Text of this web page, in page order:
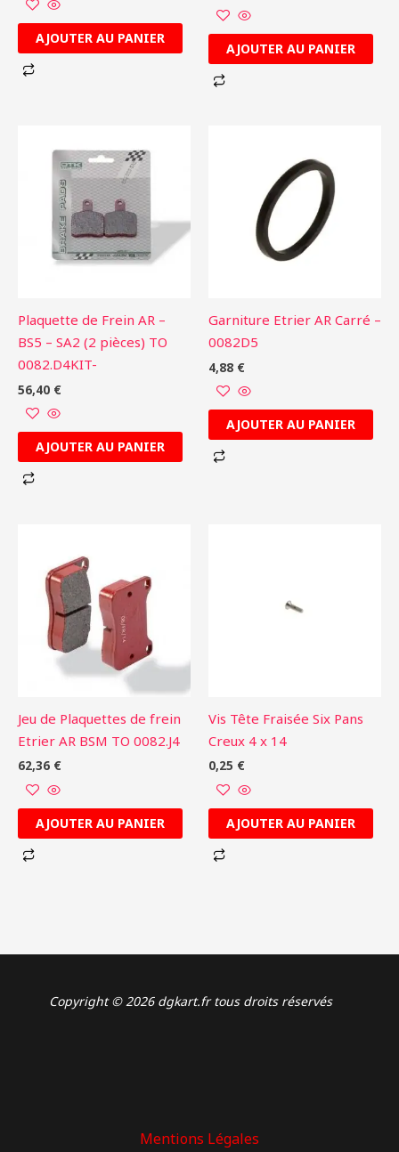
AJOUTER AU PANIER
AJOUTER AU PANIER
Plaquette de Frein AR –
BS5 – SA2 (2 pièces) TO
0082.D4KIT-
56,40 €
AJOUTER AU PANIER
Garniture Etrier AR Carré –
0082D5
4,88 €
AJOUTER AU PANIER
Jeu de Plaquettes de frein
Etrier AR BSM TO 0082.J4
62,36 €
AJOUTER AU PANIER
Vis Tête Fraisée Six Pans
Creux 4 x 14
0,25 €
AJOUTER AU PANIER
Copyright © 2026 dgkart.fr tous droits réservés
Mentions Légales